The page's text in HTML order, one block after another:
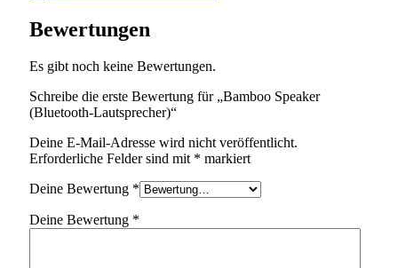
Bewertungen
Es gibt noch keine Bewertungen.
Schreibe die erste Bewertung für „Bamboo Speaker
(Bluetooth-Lautsprecher)“
Deine E-Mail-Adresse wird nicht veröffentlicht.
Erforderliche Felder sind mit * markiert
Deine Bewertung *
Deine Bewertung *